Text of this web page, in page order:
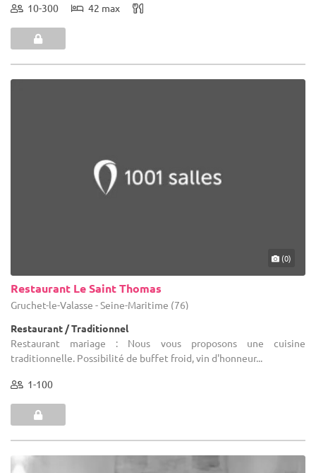
10-300 42 max
(0)
Restaurant Le Saint Thomas
Gruchet-le-Valasse - Seine-Maritime (76)
Restaurant / Traditionnel
Restaurant mariage : Nous vous proposons une cuisine
traditionnelle. Possibilité de buffet froid, vin d'honneur...
1-100